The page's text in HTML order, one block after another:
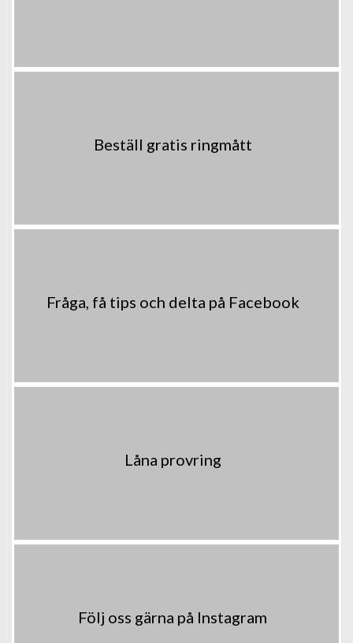
Beställ gratis ringmått
Fråga, få tips och delta på Facebook
Låna provring
Följ oss gärna på Instagram